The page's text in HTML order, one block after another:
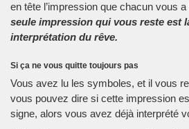
en tête l’impression que chacun vous a
seule impression qui vous reste est
interprétation du rêve.
Si ça ne vous quitte toujours pas
Vous avez lu les symboles, et il vous
vous pouvez dire si cette impression
signe, alors vous avez déjà interprété